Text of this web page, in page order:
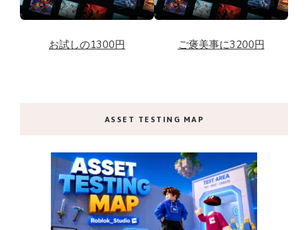
お試しの1300円 ご褒美事に3200円
ASSET TESTING MAP